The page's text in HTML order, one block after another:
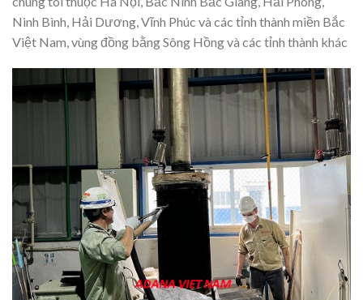
Ninh Bình, Hải Dương, Vĩnh Phúc và các tỉnh thành miền Bắc
Việt Nam, vùng đồng bằng Sông Hồng và các tỉnh thành khác